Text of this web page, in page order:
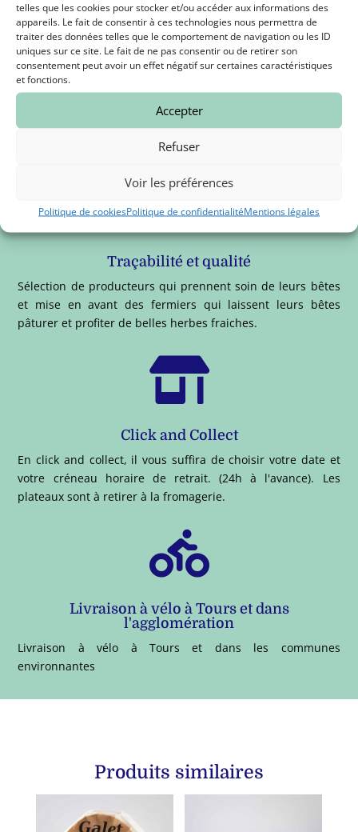
telles que les cookies pour stocker et/ou accéder aux informations des
appareils. Le fait de consentir à ces technologies nous permettra de
traiter des données telles que le comportement de navigation ou les ID
uniques sur ce site. Le fait de ne pas consentir ou de retirer son
consentement peut avoir un effet négatif sur certaines caractéristiques
et fonctions.
Accepter
Refuser
Voir les préférences
Politique de cookiesPolitique de confidentialitéMentions légales

Paiement sécurisé
Payez en toute sécurité par carte Bleue, Visa et Mastercard
avec notre plateforme bancaire STRIPE.

Traçabilité et qualité
Sélection de producteurs qui prennent soin de leurs bêtes
et mise en avant des fermiers qui laissent leurs bêtes
pâturer et profiter de belles herbes fraiches.

Click and Collect
En click and collect, il vous suffira de choisir votre date et
votre créneau horaire de retrait. (24h à l'avance). Les
plateaux sont à retirer à la fromagerie.

Livraison à vélo à Tours et dans
l'agglomération
Livraison à vélo à Tours et dans les communes
environnantes
Produits similaires